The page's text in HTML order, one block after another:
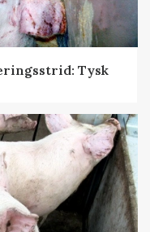
Tysk